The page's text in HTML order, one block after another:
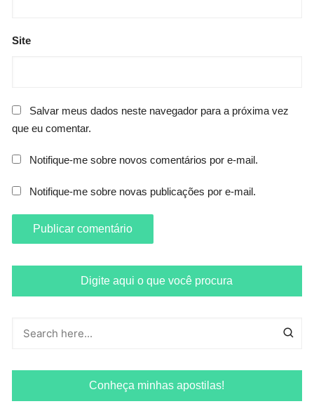
Site
Salvar meus dados neste navegador para a próxima vez
que eu comentar.
Notifique-me sobre novos comentários por e-mail.
Notifique-me sobre novas publicações por e-mail.
Digite aqui o que você procura
Conheça minhas apostilas!